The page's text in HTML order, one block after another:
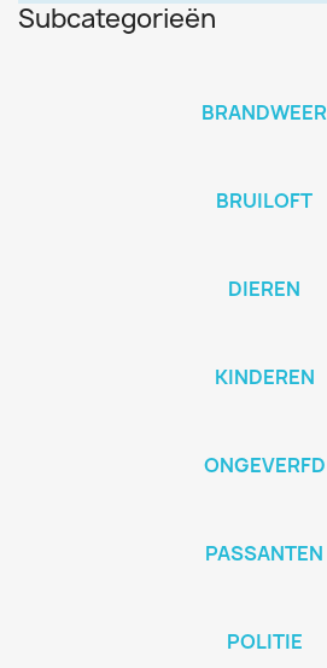
Subcategorieën
BRANDWEER
BRUILOFT
DIEREN
KINDEREN
ONGEVERFD
PASSANTEN
POLITIE